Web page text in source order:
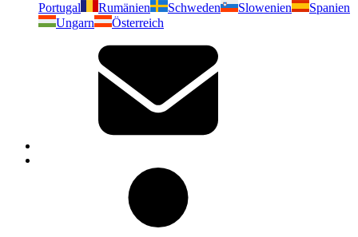
Portugal
Rumänien Schweden Slowenien
Spanien
Ungarn
Österreich